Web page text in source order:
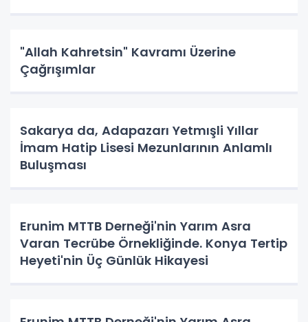
"Allah Kahretsin" Kavramı Üzerine
Çağrışımlar
Sakarya da, Adapazarı Yetmışli Yıllar
İmam Hatip Lisesi Mezunlarının Anlamlı
Buluşması
Erunim MTTB Derneği'nin Yarım Asra
Varan Tecrübe Örnekliğinde. Konya Tertip
Heyeti'nin Üç Günlük Hikayesi